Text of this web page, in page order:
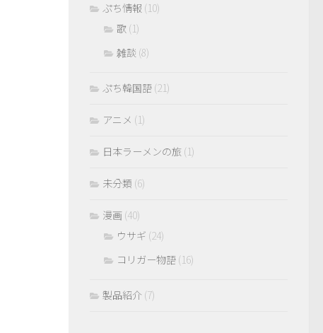
ぷち情報 (10)
歌 (1)
雑談 (8)
ぷち韓国語 (21)
アニメ (1)
日本ラーメンの旅 (1)
未分類 (6)
漫画 (40)
ウサギ (24)
コリガー物語 (16)
製品紹介 (7)